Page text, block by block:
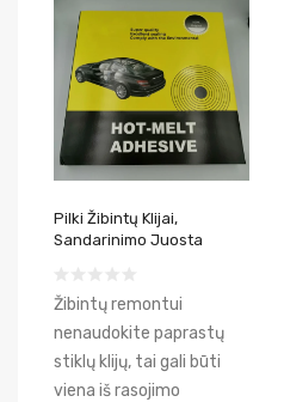
Pilki Žibintų Klijai,
Sandarinimo Juosta
Žibintų remontui
nenaudokite paprastų
stiklų klijų, tai gali būti
viena iš rasojimo